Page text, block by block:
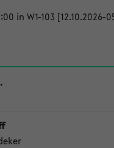
in W1-103 [12.10.2026-